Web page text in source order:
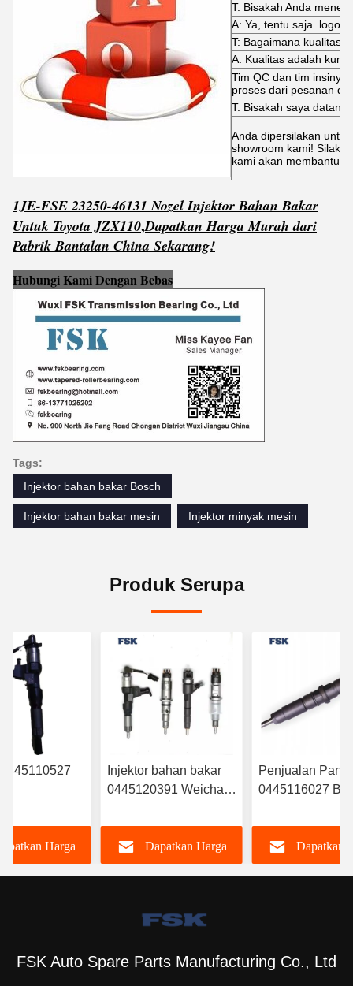
T: Bisakah Anda
A: Ya, tentu saja. logo
T: Bagaimana kualitas
A: Kualitas adalah
Tim QC dan tim
proses dari pesanan
T: Bisakah saya datang
Anda dipersilakan
showroom kami!
kami akan membantu
1JE-FSE 23250-46131 Nozel Injektor Bahan Bakar
Untuk Toyota JZX110,DapatkanHargaMurahdari
Pabrik Bantalan China Sekarang!
Hubungi Kami Dengan Bebas
Tags:
Injektor bahan bakar Bosch
Injektor bahan bakar mesin Injektor minyak mesin
Produk Serupa
bahan
Rail
Harga
Injektor bahan bakar
0445120391 Weichai
612630090055 awet
FSKG
Dapatkan Harga
Penjualan
0445116027
‎6420701287
Mercedes
A6420701287
Dapatkan
FSK Auto Spare Parts Manufacturing Co., Ltd